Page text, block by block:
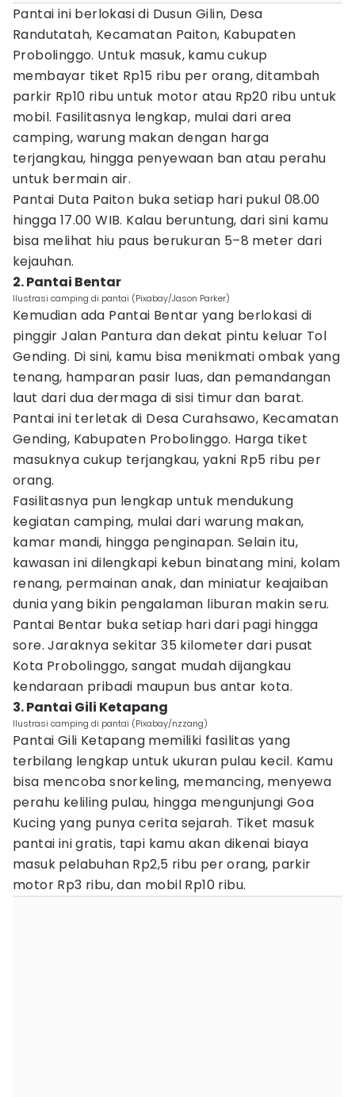
Pantai ini berlokasi di Dusun Gilin, Desa
Randutatah, Kecamatan Paiton, Kabupaten
Probolinggo. Untuk masuk, kamu cukup
membayar tiket Rp15 ribu per orang, ditambah
parkir Rp10 ribu untuk motor atau Rp20 ribu untuk
mobil. Fasilitasnya lengkap, mulai dari area
camping, warung makan dengan harga
terjangkau, hingga penyewaan ban atau perahu
untuk bermain air.
Pantai Duta Paiton buka setiap hari pukul 08.00
hingga 17.00 WIB. Kalau beruntung, dari sini kamu
bisa melihat hiu paus berukuran 5–8 meter dari
kejauhan.
2. Pantai Bentar
Ilustrasi camping di pantai (Pixabay/Jason Parker)
Kemudian ada Pantai Bentar yang berlokasi di
pinggir Jalan Pantura dan dekat pintu keluar Tol
Gending. Di sini, kamu bisa menikmati ombak yang
tenang, hamparan pasir luas, dan pemandangan
laut dari dua dermaga di sisi timur dan barat.
Pantai ini terletak di Desa Curahsawo, Kecamatan
Gending, Kabupaten Probolinggo. Harga tiket
masuknya cukup terjangkau, yakni Rp5 ribu per
orang.
Fasilitasnya pun lengkap untuk mendukung
kegiatan camping, mulai dari warung makan,
kamar mandi, hingga penginapan. Selain itu,
kawasan ini dilengkapi kebun binatang mini, kolam
renang, permainan anak, dan miniatur keajaiban
dunia yang bikin pengalaman liburan makin seru.
Pantai Bentar buka setiap hari dari pagi hingga
sore. Jaraknya sekitar 35 kilometer dari pusat
Kota Probolinggo, sangat mudah dijangkau
kendaraan pribadi maupun bus antar kota.
3. Pantai Gili Ketapang
Ilustrasi camping di pantai (Pixabay/nzzang)
Pantai Gili Ketapang memiliki fasilitas yang
terbilang lengkap untuk ukuran pulau kecil. Kamu
bisa mencoba snorkeling, memancing, menyewa
perahu keliling pulau, hingga mengunjungi Goa
Kucing yang punya cerita sejarah. Tiket masuk
pantai ini gratis, tapi kamu akan dikenai biaya
masuk pelabuhan Rp2,5 ribu per orang, parkir
motor Rp3 ribu, dan mobil Rp10 ribu.